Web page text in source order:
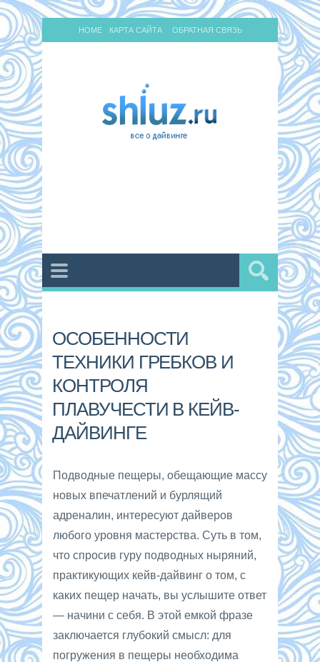
HOME КАРТА САЙТА ОБРАТНАЯ СВЯЗЬ
ОСОБЕННОСТИ
ТЕХНИКИ ГРЕБКОВ И
КОНТРОЛЯ
ПЛАВУЧЕСТИ В КЕЙВ-
ДАЙВИНГЕ
Подводные пещеры, обещающие массу
новых впечатлений и бурлящий
адреналин, интересуют дайверов
любого уровня мастерства. Суть в том,
что спросив гуру подводных ныряний,
практикующих кейв-дайвинг о том, с
каких пещер начать, вы услышите ответ
— начини с себя. В этой емкой фразе
заключается глубокий смысл: для
погружения в пещеры необходима